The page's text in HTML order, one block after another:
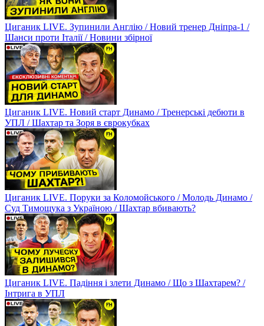
Циганик LIVE. Зупинили Англію / Новий тренер Дніпра-1 /
Шанси проти Італії / Новини збірної
Циганик LIVE. Новий старт Динамо / Тренерські дебюти в
УПЛ / Шахтар та Зоря в єврокубках
Циганик LIVE. Поруки за Коломойського / Молодь Динамо /
Суд Тимощука з Україною / Шахтар вбивають?
Циганик LIVE. Падіння і злети Динамо / Що з Шахтарем? /
Інтрига в УПЛ